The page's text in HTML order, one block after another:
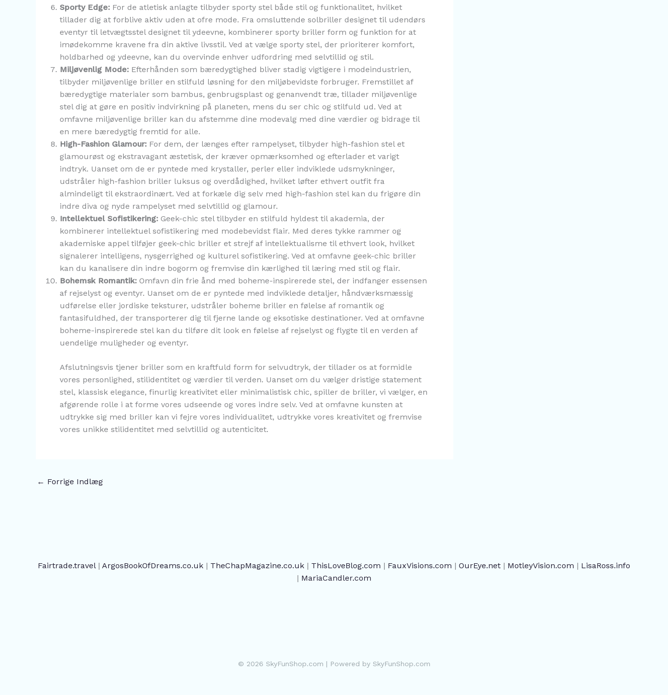
Sporty Edge: For de atletisk anlagte tilbyder sporty stel både stil og funktionalitet, hvilket
tillader dig at forblive aktiv uden at ofre mode. Fra omsluttende solbriller designet til udendørs
eventyr til letvægtsstel designet til ydeevne, kombinerer sporty briller form og funktion for at
imødekomme kravene fra din aktive livsstil. Ved at vælge sporty stel, der prioriterer komfort,
holdbarhed og ydeevne, kan du overvinde enhver udfordring med selvtillid og stil.
Miljøvenlig Mode: Efterhånden som bæredygtighed bliver stadig vigtigere i modeindustrien,
tilbyder miljøvenlige briller en stilfuld løsning for den miljøbevidste forbruger. Fremstillet af
bæredygtige materialer som bambus, genbrugsplast og genanvendt træ, tillader miljøvenlige
stel dig at gøre en positiv indvirkning på planeten, mens du ser chic og stilfuld ud. Ved at
omfavne miljøvenlige briller kan du afstemme dine modevalg med dine værdier og bidrage til
en mere bæredygtig fremtid for alle.
High-Fashion Glamour: For dem, der længes efter rampelyset, tilbyder high-fashion stel et
glamourøst og ekstravagant æstetisk, der kræver opmærksomhed og efterlader et varigt
indtryk. Uanset om de er pyntede med krystaller, perler eller indviklede udsmykninger,
udstråler high-fashion briller luksus og overdådighed, hvilket løfter ethvert outfit fra
almindeligt til ekstraordinært. Ved at forkæle dig selv med high-fashion stel kan du frigøre din
indre diva og nyde rampelyset med selvtillid og glamour.
Intellektuel Sofistikering: Geek-chic stel tilbyder en stilfuld hyldest til akademia, der
kombinerer intellektuel sofistikering med modebevidst flair. Med deres tykke rammer og
akademiske appel tilføjer geek-chic briller et strejf af intellektualisme til ethvert look, hvilket
signalerer intelligens, nysgerrighed og kulturel sofistikering. Ved at omfavne geek-chic briller
kan du kanalisere din indre bogorm og fremvise din kærlighed til læring med stil og flair.
Bohemsk Romantik: Omfavn din frie ånd med boheme-inspirerede stel, der indfanger essensen
af rejselyst og eventyr. Uanset om de er pyntede med indviklede detaljer, håndværksmæssig
udførelse eller jordiske teksturer, udstråler boheme briller en følelse af romantik og
fantasifuldhed, der transporterer dig til fjerne lande og eksotiske destinationer. Ved at omfavne
boheme-inspirerede stel kan du tilføre dit look en følelse af rejselyst og flygte til en verden af
uendelige muligheder og eventyr.
Afslutningsvis tjener briller som en kraftfuld form for selvudtryk, der tillader os at formidle
vores personlighed, stilidentitet og værdier til verden. Uanset om du vælger dristige statement
stel, klassisk elegance, finurlig kreativitet eller minimalistisk chic, spiller de briller, vi vælger, en
afgørende rolle i at forme vores udseende og vores indre selv. Ved at omfavne kunsten at
udtrykke sig med briller kan vi fejre vores individualitet, udtrykke vores kreativitet og fremvise
vores unikke stilidentitet med selvtillid og autenticitet.
← Forrige Indlæg
Fairtrade.travel| ArgosBookOfDreams.co.uk | TheChapMagazine.co.uk | ThisLoveBlog.com | FauxVisions.com | OurEye.net | MotleyVision.com | LisaRoss.info
| MariaCandler.com
© 2026 SkyFunShop.com | Powered by SkyFunShop.com